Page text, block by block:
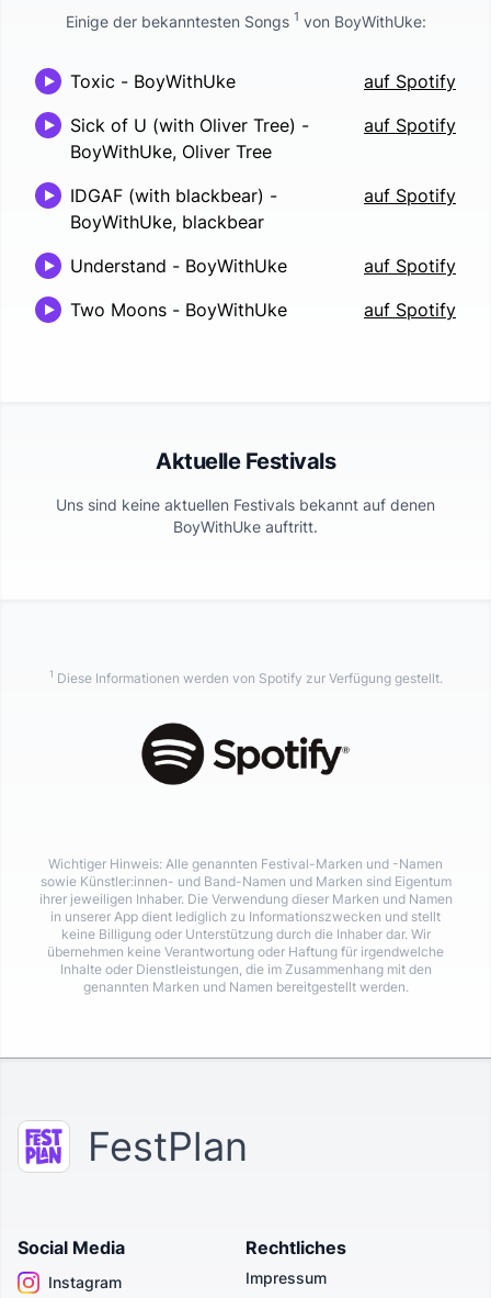
Einige der bekanntesten Songs 1 von BoyWithUke:
Toxic - BoyWithUke
auf Spotify
Sick of U (with Oliver Tree) -
BoyWithUke, Oliver Tree
auf Spotify
IDGAF (with blackbear) -
BoyWithUke, blackbear
auf Spotify
Understand - BoyWithUke
auf Spotify
Two Moons - BoyWithUke auf Spotify
Aktuelle Festivals
Uns sind keine aktuellen Festivals bekannt auf denen
BoyWithUke auftritt.
1 Diese Informationen werden von Spotify zur Verfügung gestellt.
Wichtiger Hinweis: Alle genannten Festival-Marken und -Namen
sowie Künstler:innen- und Band-Namen und Marken sind Eigentum
ihrer jeweiligen Inhaber. Die Verwendung dieser Marken und Namen
in unserer App dient lediglich zu Informationszwecken und stellt
keine Billigung oder Unterstützung durch die Inhaber dar. Wir
übernehmen keine Verantwortung oder Haftung für irgendwelche
Inhalte oder Dienstleistungen, die im Zusammenhang mit den
genannten Marken und Namen bereitgestellt werden.
FestPlan
Social Media
Instagram
Rechtliches
Impressum